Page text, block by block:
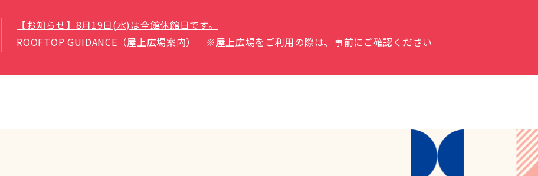
【お知らせ】8月19日(水)は全館休館日です。
ROOFTOP GUIDANCE（屋上広場案内） ※屋上広場をご利用の際は、事前にご確認ください